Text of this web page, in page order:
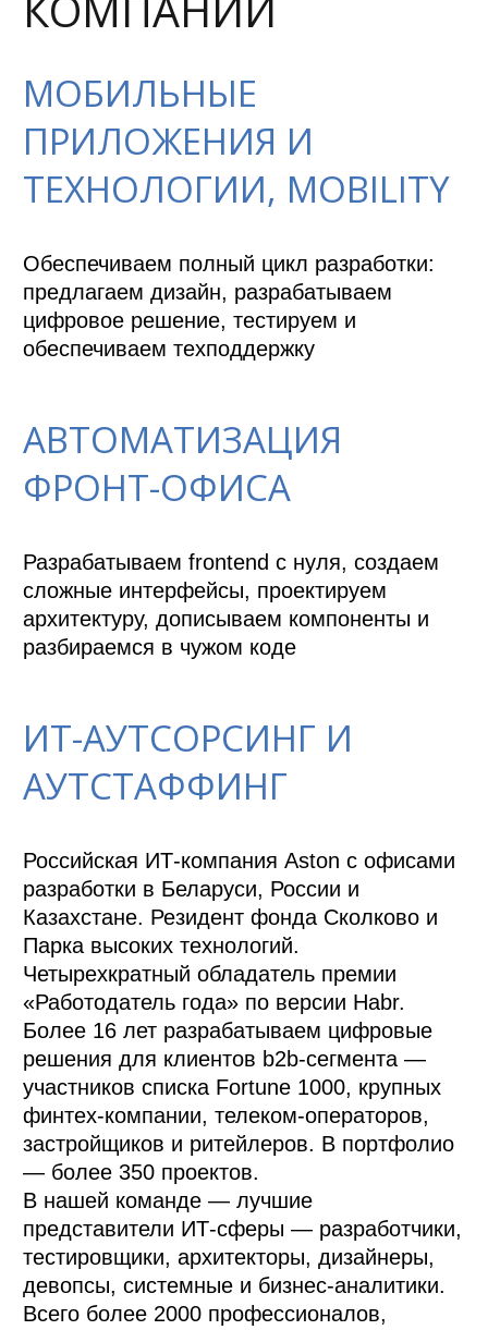
МОБИЛЬНЫЕ
ПРИЛОЖЕНИЯ И
ТЕХНОЛОГИИ, MOBILITY
Обеспечиваем полный цикл разработки:
предлагаем дизайн, разрабатываем
цифровое решение, тестируем и
обеспечиваем техподдержку
АВТОМАТИЗАЦИЯ
ФРОНТ-ОФИСА
Разрабатываем frontend с нуля, создаем
сложные интерфейсы, проектируем
архитектуру, дописываем компоненты и
разбираемся в чужом коде
ИТ-АУТСОРСИНГ И
АУТСТАФФИНГ
Российская ИТ-компания Aston c офисами
разработки в Беларуси, России и
Казахстане. Резидент фонда Сколково и
Парка высоких технологий.
Четырехкратный обладатель премии
«Работодатель года» по версии Habr.
Более 16 лет разрабатываем цифровые
решения для клиентов b2b-сегмента —
участников списка Fortune 1000, крупных
финтех-компании, телеком-операторов,
застройщиков и ритейлеров. В портфолио
— более 350 проектов.
В нашей команде — лучшие
представители ИТ-сферы — разработчики,
тестировщики, архитекторы, дизайнеры,
девопсы, системные и бизнес-аналитики.
Всего более 2000 профессионалов,